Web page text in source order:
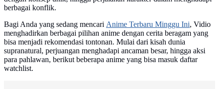
berbagai konflik.
Bagi Anda yang sedang mencari Anime Terbaru Minggu Ini, Vidio
menghadirkan berbagai pilihan anime dengan cerita beragam yang
bisa menjadi rekomendasi tontonan. Mulai dari kisah dunia
supranatural, perjuangan menghadapi ancaman besar, hingga aksi
para pahlawan, berikut beberapa anime yang bisa masuk daftar
watchlist.